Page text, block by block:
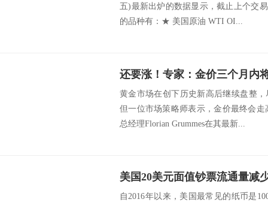
五)最新出炉的数据显示，截止上个交
的品种有：★ 美国原油 WTI OI...
还要涨！专家：金价三个月内
黄金市场在创下历史新高后继续盘整
但一位市场策略师表示，金价最终会走
总经理Florian Grummes在其最新...
美国20美元面值钞票流通量减
自2016年以来，美国最常见的纸币是